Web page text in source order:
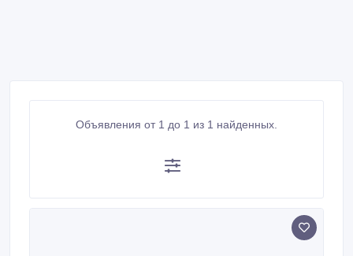
Объявления от 1 до 1 из 1 найденных.